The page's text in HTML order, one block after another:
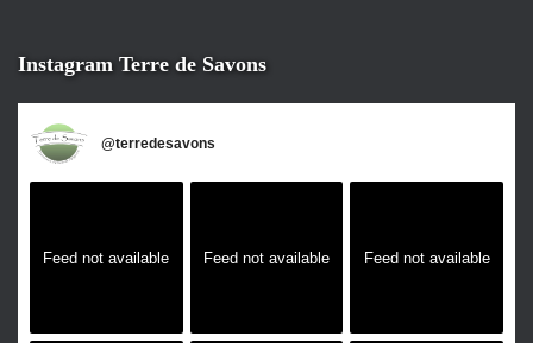
Instagram Terre de Savons
@terredesavons
Feed not available Feed not available Feed not available